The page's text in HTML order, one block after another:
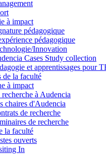
à impact
pédagogique
pédagogique
Innovation
Cases Study collection
et apprentissages pour
de la faculté
à impact
à Audencia
chaires d'Audencia
de recherche
de recherche
la faculté
ouverts
In